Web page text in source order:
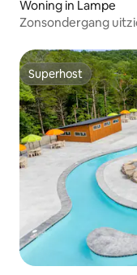
Woning in Lampe
Zonsondergang
Superhost
Superhost